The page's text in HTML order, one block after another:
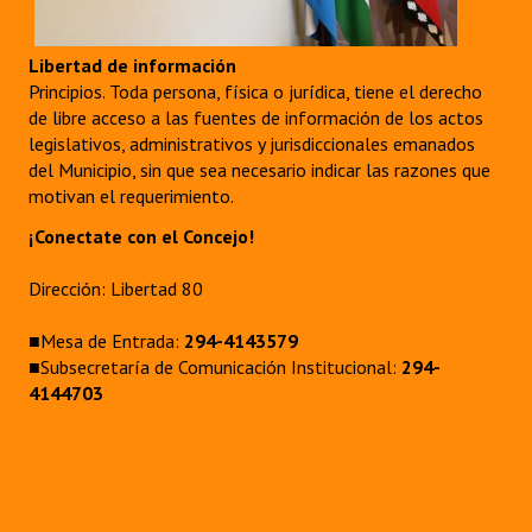
Antiguos Pobladores - Registro
Reconocimientos - Registro
Bariloche, Municipio intercultural
Libertad de información
Principios. Toda persona, física o jurídica, tiene el derecho
de libre acceso a las fuentes de información de los actos
legislativos, administrativos y jurisdiccionales emanados
del Municipio, sin que sea necesario indicar las razones que
motivan el requerimiento.
¡Conectate con el Concejo!
Dirección: Libertad 80
■Mesa de Entrada: 294-4143579
■Subsecretaría de Comunicación Institucional: 294-
4144703